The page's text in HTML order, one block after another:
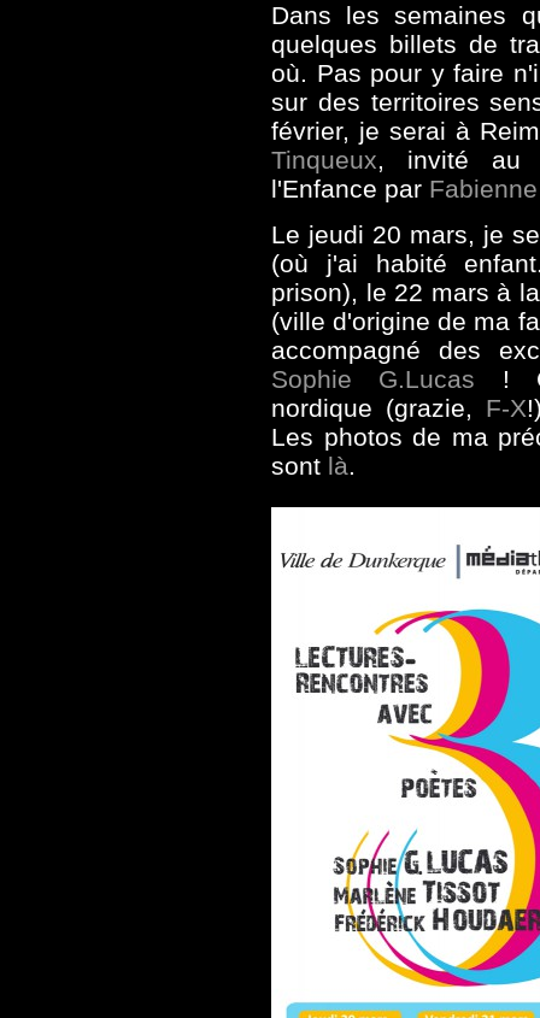
Dans les semaines
quelques billets de
où. Pas pour y faire
sur des territoires
février, je serai à
Tinqueux, invité au
l'Enfance par
Le jeudi 20 mars, je
(où j'ai habité
prison), le 22 mars à
(ville d'origine de ma
accompagné des
Sophie G.Lucas !
nordique (grazie, F-X
Les photos de ma
sont là.